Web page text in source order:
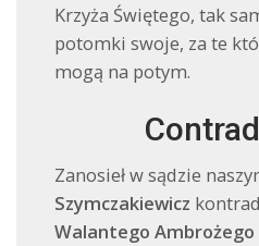
Krzyża Świętego, tak
potomki swoje, za te
mogą na potym.
Zanosieł w sądzie
Szymczakiewicz
Walantego Ambrożego